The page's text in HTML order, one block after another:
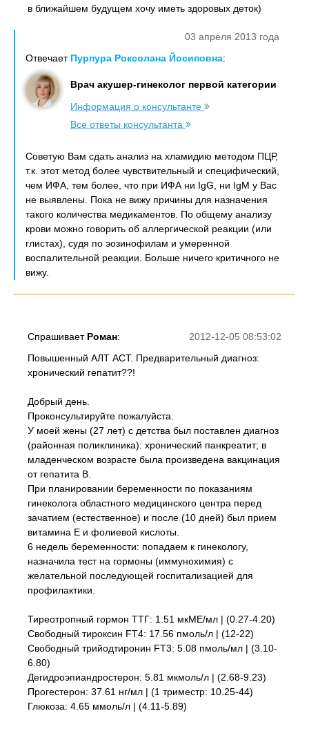
в ближайшем будущем хочу иметь здоровых деток)
03 апреля 2013 года
Отвечает Пурпура Роксолана Йосиповна:
Врач акушер-гинеколог первой категории
Информация о консультанте
Все ответы консультанта
Советую Вам сдать анализ на хламидию методом ПЦР,
т.к. этот метод более чувствительный и специфический,
чем ИФА, тем более, что при ИФА ни IgG, ни IgM у Вас
не выявлены. Пока не вижу причины для назначения
такого количества медикаментов. По общему анализу
крови можно говорить об аллергической реакции (или
глистах), судя по эозинофилам и умеренной
воспалительной реакции. Больше ничего критичного не
вижу.
2012-12-05 08:53:02
Спрашивает Роман:
Повышенный АЛТ АСТ. Предварительный диагноз:
хронический гепатит??!
Добрый день.
Проконсультируйте пожалуйста.
У моей жены (27 лет) с детства был поставлен диагноз
(районная поликлиника): хронический панкреатит; в
младенческом возрасте была произведена вакцинация
от гепатита В.
При планировании беременности по показаниям
гинеколога областного медицинского центра перед
зачатием (естественное) и после (10 дней) был прием
витамина Е и фолиевой кислоты.
6 недель беременности: попадаем к гинекологу,
назначила тест на гормоны (иммунохимия) с
желательной последующей госпитализацией для
профилактики.
Тиреотропный гормон ТТГ: 1.51 мкМЕ/мл | (0.27-4.20)
Свободный тироксин FT4: 17.56 пмоль/л | (12-22)
Свободный трийодтиронин FT3: 5.08 пмоль/мл | (3.10-
6.80)
Дегидроэпиандростерон: 5.81 мкмоль/л | (2.68-9.23)
Прогестерон: 37.61 нг/мл | (1 триместр: 10.25-44)
Глюкоза: 4.65 ммоль/л | (4.11-5.89)